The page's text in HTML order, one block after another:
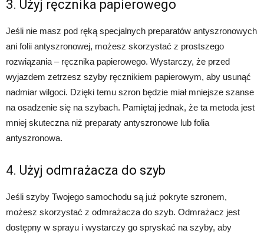
3. Użyj ręcznika papierowego
Jeśli nie masz pod ręką specjalnych preparatów antyszronowych
ani folii antyszronowej, możesz skorzystać z prostszego
rozwiązania – ręcznika papierowego. Wystarczy, że przed
wyjazdem zetrzesz szyby ręcznikiem papierowym, aby usunąć
nadmiar wilgoci. Dzięki temu szron będzie miał mniejsze szanse
na osadzenie się na szybach. Pamiętaj jednak, że ta metoda jest
mniej skuteczna niż preparaty antyszronowe lub folia
antyszronowa.
4. Użyj odmrażacza do szyb
Jeśli szyby Twojego samochodu są już pokryte szronem,
możesz skorzystać z odmrażacza do szyb. Odmrażacz jest
dostępny w sprayu i wystarczy go spryskać na szyby, aby